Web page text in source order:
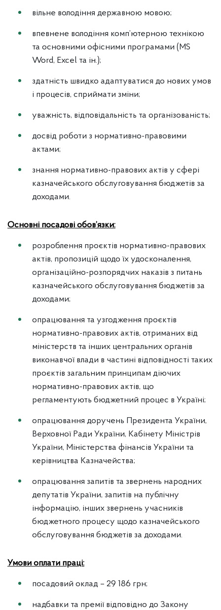
вільне володіння державною мовою;
впевнене володіння комп’ютерною технікою
та основними офісними програмами (MS
Word, Excel та ін.);
здатність швидко адаптуватися до нових умов
і процесів, сприймати зміни;
уважність, відповідальність та організованість;
досвід роботи з нормативно-правовими
актами;
знання нормативно-правових актів у сфері
казначейського обслуговування бюджетів за
доходами.
Основні посадові обов’язки:
розроблення проєктів нормативно-правових
актів, пропозицій щодо їх удосконалення,
організаційно-розпорядчих наказів з питань
казначейського обслуговування бюджетів за
доходами;
опрацювання та узгодження проєктів
нормативно-правових актів, отриманих від
міністерств та інших центральних органів
виконавчої влади в частині відповідності таких
проєктів загальним принципам діючих
нормативно-правових актів, що
регламентують бюджетний процес в Україні;
опрацювання доручень Президента України,
Верховної Ради України, Кабінету Міністрів
України, Міністерства фінансів України та
керівництва Казначейства;
опрацювання запитів та звернень народних
депутатів України, запитів на публічну
інформацію, інших звернень учасників
бюджетного процесу щодо казначейського
обслуговування бюджетів за доходами.
Умови оплати праці:
посадовий оклад – 29 186 грн;
надбавки та премії відповідно до Закону